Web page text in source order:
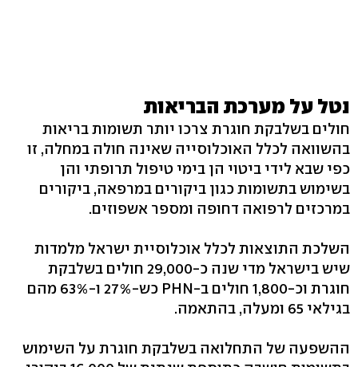
נטל על מערכת הבריאות
חולים בשלבקת חוגרת צרכו יותר תשומות בריאות
בהשוואה לכלל האוכלוסייה שאינה חולה במחלה, זו
כפי שבא לידי ביטוי הן בימי טיפול תרופתי והן
בשימוש בתשומות כגון ביקורים במרפאה, ביקורים
במרכזים לרפואה דחופה ומספר אשפוזים.
השלכת התוצאות לכלל אוכלוסיית ישראל מלמדות
שיש בישראל מדי שנה כ-29,000 חולים בשלבקת
חוגרת וכ-1,800 חולים ב-PHN כש-27% ו-63% מהם
בגילאי 65 ומעלה, בהתאמה.
ההשפעה של התחלואה בשלבקת חוגרת על השימוש